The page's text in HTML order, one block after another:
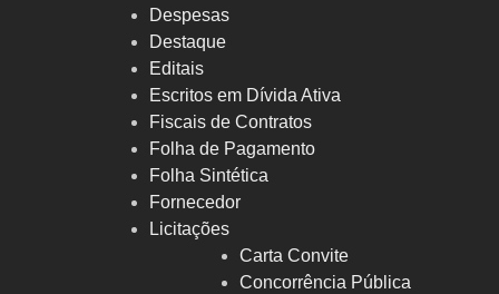
Despesas
Destaque
Editais
Escritos em Dívida Ativa
Fiscais de Contratos
Folha de Pagamento
Folha Sintética
Fornecedor
Licitações
Carta Convite
Concorrência Pública